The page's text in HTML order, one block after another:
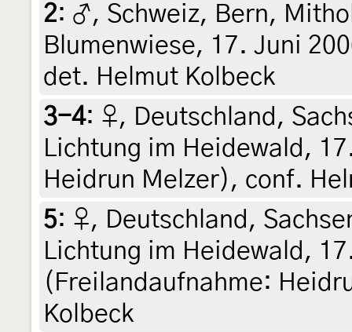
2: ♂, Schweiz, Bern,
Blumenwiese, 17. Juni
det. Helmut Kolbeck
3-4: ♀, Deutschland,
Lichtung im Heidewald,
Heidrun Melzer), conf.
5: ♀, Deutschland,
Lichtung im Heidewald,
(Freilandaufnahme:
Kolbeck